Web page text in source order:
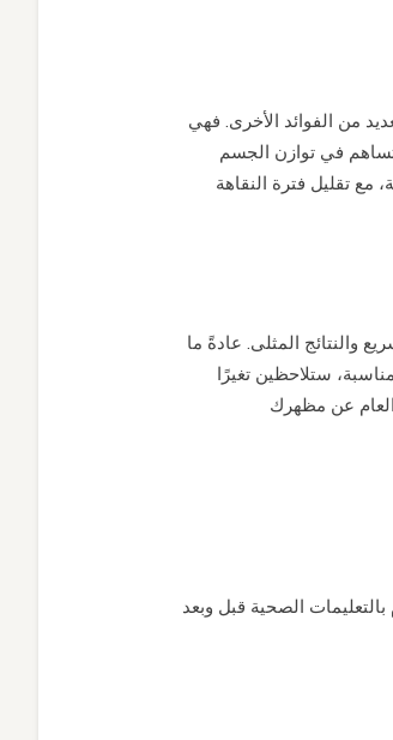
من الفوائد الأخرى. فهي
في توازن الجسم
مع تقليل فترة النقاهة
والنتائج المثلى. عادةً ما
ستلاحظين تغيرًا
الصحية قبل وبعد